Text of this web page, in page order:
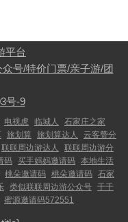
平台
众号/特价门票/亲子游/团
号-9
电视虎 临城人
石家庄之家
旅划算 旅划算达人
云客赞分
联联周边游达人
联联周边游分
码 买手妈妈邀请码 本地生活
桃朵邀请码 桃朵邀请码 石家
类似联联周边游公众号 千千
蜜源邀请码572551